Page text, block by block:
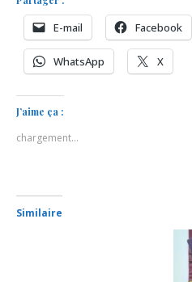
E-mail Facebook
WhatsApp X
J’aime ça :
chargement…
Similaire